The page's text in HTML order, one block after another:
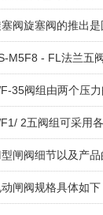
阀旋塞阀的推出
M5F8 - FL法兰五
35阀组由两个压力
2五阀组可采用
型闸阀细节以及产品
动闸阀规格具体如下